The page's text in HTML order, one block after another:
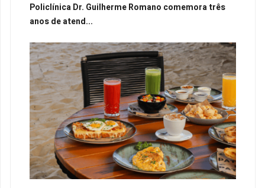
Policlínica Dr. Guilherme Romano comemora três
anos de atend...